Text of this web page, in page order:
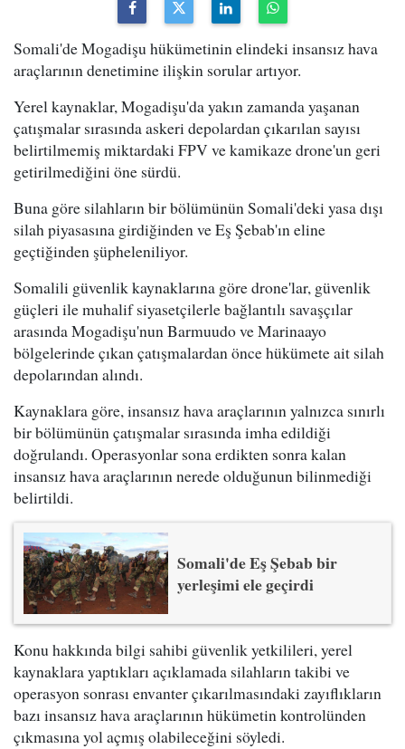
Somali'de Mogadişu hükümetinin elindeki insansız hava
araçlarının denetimine ilişkin sorular artıyor.
Yerel kaynaklar, Mogadişu'da yakın zamanda yaşanan
çatışmalar sırasında askeri depolardan çıkarılan sayısı
belirtilmemiş miktardaki FPV ve kamikaze drone'un geri
getirilmediğini öne sürdü.
Buna göre silahların bir bölümünün Somali'deki yasa dışı
silah piyasasına girdiğinden ve Eş Şebab'ın eline
geçtiğinden şüpheleniliyor.
Somalili güvenlik kaynaklarına göre drone'lar, güvenlik
güçleri ile muhalif siyasetçilerle bağlantılı savaşçılar
arasında Mogadişu'nun Barmuudo ve Marinaayo
bölgelerinde çıkan çatışmalardan önce hükümete ait silah
depolarından alındı.
Kaynaklara göre, insansız hava araçlarının yalnızca sınırlı
bir bölümünün çatışmalar sırasında imha edildiği
doğrulandı. Operasyonlar sona erdikten sonra kalan
insansız hava araçlarının nerede olduğunun bilinmediği
belirtildi.
Somali'de Eş Şebab bir
yerleşimi ele geçirdi
Konu hakkında bilgi sahibi güvenlik yetkilileri, yerel
kaynaklara yaptıkları açıklamada silahların takibi ve
operasyon sonrası envanter çıkarılmasındaki zayıflıkların
bazı insansız hava araçlarının hükümetin kontrolünden
çıkmasına yol açmış olabileceğini söyledi.